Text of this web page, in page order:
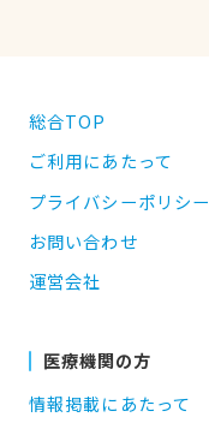
総合TOP
ご利用にあたって
プライバシーポリシー
お問い合わせ
運営会社
医療機関の方
情報掲載にあたって